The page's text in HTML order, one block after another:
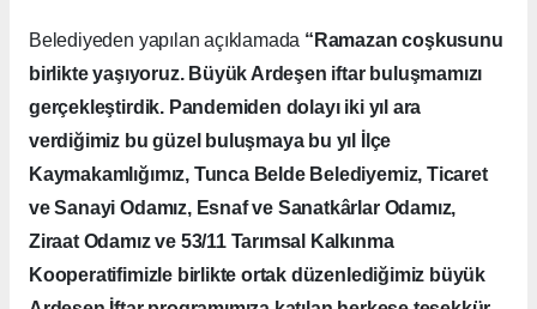
Belediyeden yapılan açıklamada “Ramazan coşkusunu
birlikte yaşıyoruz. Büyük Ardeşen iftar buluşmamızı
gerçekleştirdik. Pandemiden dolayı iki yıl ara
verdiğimiz bu güzel buluşmaya bu yıl İlçe
Kaymakamlığımız, Tunca Belde Belediyemiz, Ticaret
ve Sanayi Odamız, Esnaf ve Sanatkârlar Odamız,
Ziraat Odamız ve 53/11 Tarımsal Kalkınma
Kooperatifimizle birlikte ortak düzenlediğimiz büyük